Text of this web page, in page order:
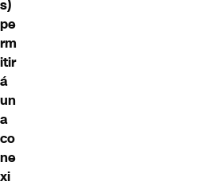
s)
pe
rm
itir
á
un
a
co
ne
xi